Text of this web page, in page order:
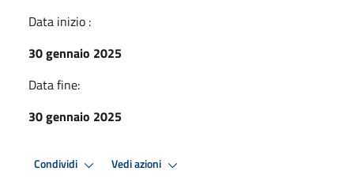
Data inizio :
30 gennaio 2025
Data fine:
30 gennaio 2025
Condividi Vedi azioni